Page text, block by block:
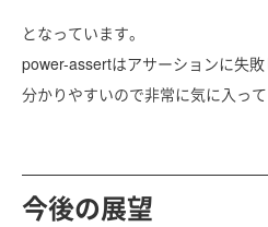
となっています。
power-assertはアサーションに失敗
分かりやすいので非常に気に入って
今後の展望